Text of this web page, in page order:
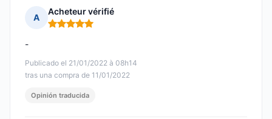
A
Acheteur vérifié
Nota: 5 de 5
Publicado el 21/01/2022 à 08h14
tras una compra de 11/01/2022
-
Opinión traducida